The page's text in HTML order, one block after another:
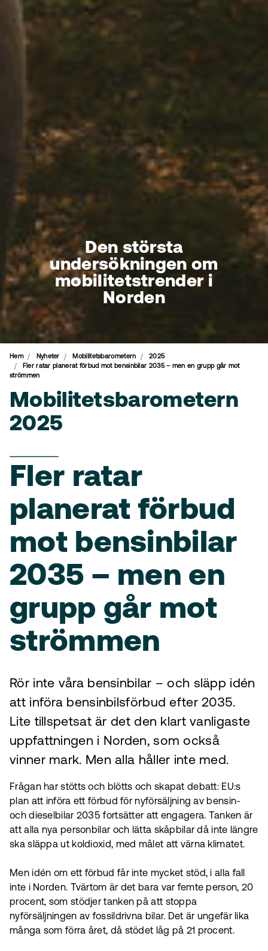
Den största
undersökningen om
mobilitetstrender i
Norden
Hem Nyheter Mobilitetsbarometern
2025
Fler ratar planerat förbud mot bensinbilar 2035 – men en grupp går mot
strömmen
Mobilitetsbarometern
2025
Fler ratar
planerat förbud
mot bensinbilar
2035 – men en
grupp går mot
strömmen
Rör inte våra bensinbilar – och släpp idén
att införa bensinbilsförbud efter 2035.
Lite tillspetsat är det den klart vanligaste
uppfattningen i Norden, som också
vinner mark. Men alla håller inte med.
Frågan har stötts och blötts och skapat debatt: EU:s
plan att införa ett förbud för nyförsäljning av bensin-
och dieselbilar 2035 fortsätter att engagera. Tanken är
att alla nya personbilar och lätta skåpbilar då inte längre
ska släppa ut koldioxid, med målet att värna klimatet.
Men idén om ett förbud får inte mycket stöd, i alla fall
inte i Norden. Tvärtom är det bara var femte person, 20
procent, som stödjer tanken på att stoppa
nyförsäljningen av fossildrivna bilar. Det är ungefär lika
många som förra året, då stödet låg på 21 procent.